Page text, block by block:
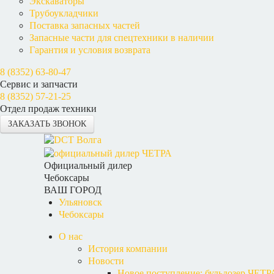
Трубоукладчики
Поставка запасных частей
Запасные части для спецтехники в наличии
Гарантия и условия возврата
8 (8352) 63-80-47
Сервис и запчасти
8 (8352) 57-21-25
Отдел продаж техники
ЗАКАЗАТЬ ЗВОНОК
Официальный дилер
Чебоксары
ВАШ ГОРОД
Ульяновск
Чебоксары
О нас
История компании
Новости